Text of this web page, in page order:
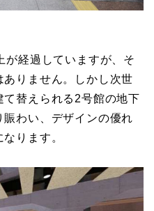
が経過していますが、そ
りません。しかし次世
替えられる2号館の地下
わい、デザインの優れ
ります。